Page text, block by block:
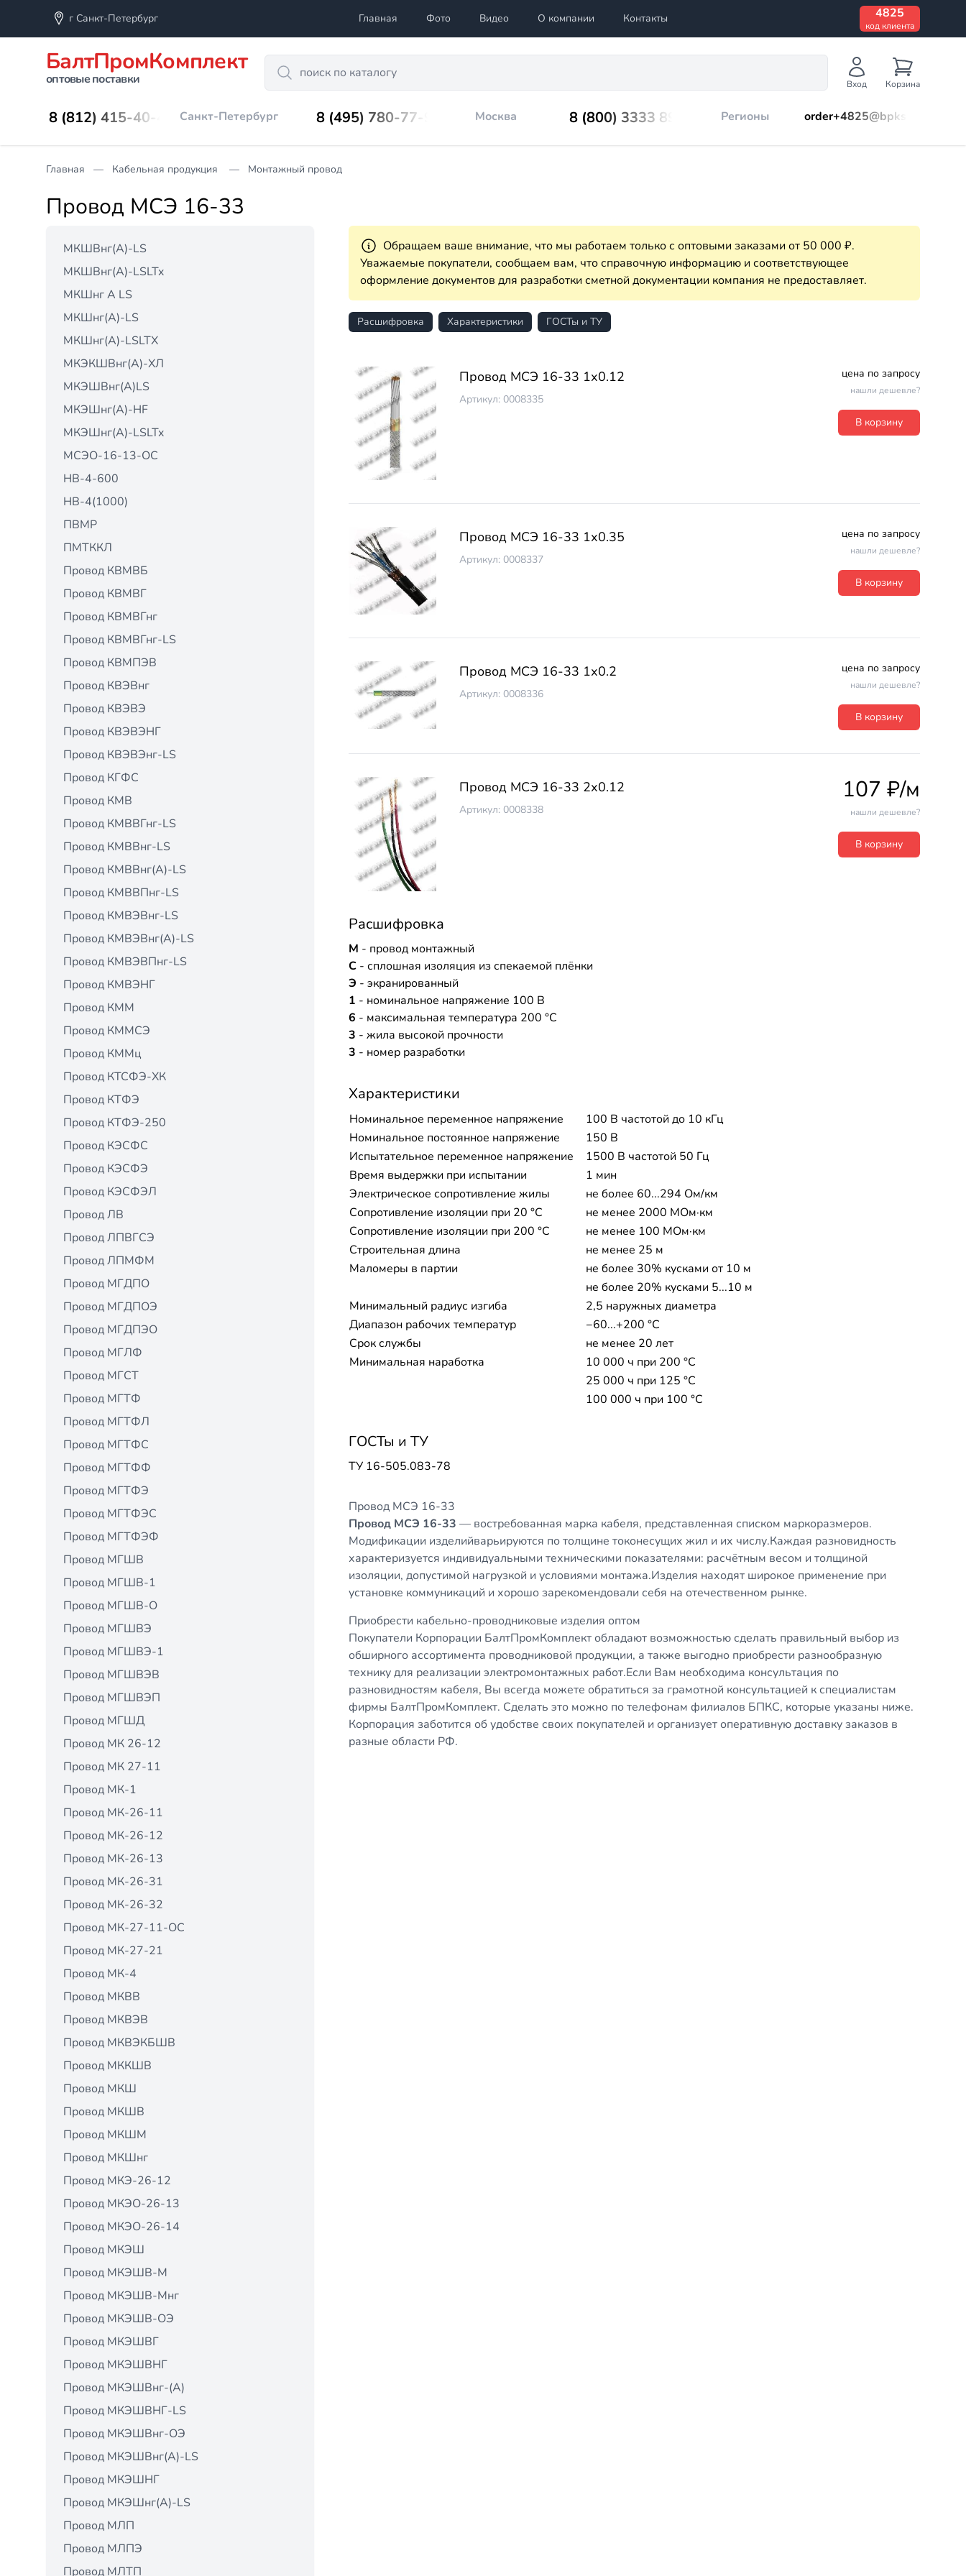
г Санкт-Петербург Главная Фото Видео О компании Контакты 4825
код клиента
БалтПромКомплект
оптовые поставки
Search
Вход Корзина
8 (812) 415-40-45 Санкт-Петербург 8 (495) 780-77-98 Москва 8 (800) 3333 899 Регионы order+4825@bpks.ru
Главная Кабельная продукция Монтажный провод
Провод МСЭ 16-33
МКШВнг(А)-LS
МКШВнг(А)-LSLTx
МКШнг А LS
МКШнг(А)-LS
МКШнг(А)-LSLTX
МКЭКШВнг(А)-ХЛ
МКЭШВнг(А)LS
МКЭШнг(А)-HF
МКЭШнг(А)-LSLTx
МСЭО-16-13-ОС
НВ-4-600
НВ-4(1000)
ПВМР
ПМТККЛ
Провод КВМВБ
Провод КВМВГ
Провод КВМВГнг
Провод КВМВГнг-LS
Провод КВМПЭВ
Провод КВЭВнг
Провод КВЭВЭ
Провод КВЭВЭНГ
Провод КВЭВЭнг-LS
Провод КГФС
Провод КМВ
Провод КМВВГнг-LS
Провод КМВВнг-LS
Провод КМВВнг(А)-LS
Провод КМВВПнг-LS
Провод КМВЭВнг-LS
Провод КМВЭВнг(А)-LS
Провод КМВЭВПнг-LS
Провод КМВЭНГ
Провод КММ
Провод КММСЭ
Провод КММц
Провод КТСФЭ-ХК
Провод КТФЭ
Провод КТФЭ-250
Провод КЭСФС
Провод КЭСФЭ
Провод КЭСФЭЛ
Провод ЛВ
Провод ЛПВГСЭ
Провод ЛПМФМ
Провод МГДПО
Провод МГДПОЭ
Провод МГДПЭО
Провод МГЛФ
Провод МГСТ
Провод МГТФ
Провод МГТФЛ
Провод МГТФС
Провод МГТФФ
Провод МГТФЭ
Провод МГТФЭС
Провод МГТФЭФ
Провод МГШВ
Провод МГШВ-1
Провод МГШВ-О
Провод МГШВЭ
Провод МГШВЭ-1
Провод МГШВЭВ
Провод МГШВЭП
Провод МГШД
Провод МК 26-12
Провод МК 27-11
Провод МК-1
Провод МК-26-11
Провод МК-26-12
Провод МК-26-13
Провод МК-26-31
Провод МК-26-32
Провод МК-27-11-ОС
Провод МК-27-21
Провод МК-4
Провод МКВВ
Провод МКВЭВ
Провод МКВЭКБШВ
Провод МККШВ
Провод МКШ
Провод МКШВ
Провод МКШМ
Провод МКШнг
Провод МКЭ-26-12
Провод МКЭО-26-13
Провод МКЭО-26-14
Провод МКЭШ
Провод МКЭШВ-М
Провод МКЭШВ-Мнг
Провод МКЭШВ-ОЭ
Провод МКЭШВГ
Провод МКЭШВНГ
Провод МКЭШВнг-(А)
Провод МКЭШВНГ-LS
Провод МКЭШВнг-ОЭ
Провод МКЭШВнг(А)-LS
Провод МКЭШНГ
Провод МКЭШнг(А)-LS
Провод МЛП
Провод МЛПЭ
Провод МЛТП
Обращаем ваше внимание, что мы работаем только с оптовыми заказами от 50 000 ₽.
Уважаемые покупатели, сообщаем вам, что справочную информацию и соответствующее
оформление документов для разработки сметной документации компания не предоставляет.
Расшифровка Характеристики ГОСТы и ТУ
Провод МСЭ 16-33 1х0.12
Артикул: 0008335
цена по запросу
нашли дешевле?
В корзину
Провод МСЭ 16-33 1х0.35
Артикул: 0008337
цена по запросу
нашли дешевле?
В корзину
Провод МСЭ 16-33 1х0.2
Артикул: 0008336
цена по запросу
нашли дешевле?
В корзину
Провод МСЭ 16-33 2х0.12
Артикул: 0008338
107 ₽/м
нашли дешевле?
В корзину
Расшифровка
М - провод монтажный
С - сплошная изоляция из спекаемой плёнки
Э - экранированный
1 - номинальное напряжение 100 В
6 - максимальная температура 200 °C
3 - жила высокой прочности
3 - номер разработки
Характеристики
Номинальное переменное напряжение
100 В частотой до 10 кГц
Номинальное постоянное напряжение
150 В
Испытательное переменное напряжение
1500 В частотой 50 Гц
Время выдержки при испытании
1 мин
Электрическое сопротивление жилы
не более 60...294 Ом/км
Сопротивление изоляции при 20 °С
не менее 2000 МОм·км
Сопротивление изоляции при 200 °С
не менее 100 МОм·км
Строительная длина
не менее 25 м
Маломеры в партии
не более 30% кусками от 10 м
не более 20% кусками 5...10 м
Минимальный радиус изгиба
2,5 наружных диаметра
Диапазон рабочих температур
−60...+200 °C
Срок службы
не менее 20 лет
Минимальная наработка
10 000 ч при 200 °С
25 000 ч при 125 °С
100 000 ч при 100 °С
ГОСТы и ТУ
ТУ 16-505.083-78
Провод МСЭ 16-33
Провод МСЭ 16-33 — востребованная марка кабеля, представленная списком маркоразмеров.
Модификации изделийварьируются по толщине токонесущих жил и их числу.Каждая разновидность
характеризуется индивидуальными техническими показателями: расчётным весом и толщиной
изоляции, допустимой нагрузкой и условиями монтажа.Изделия находят широкое применение при
установке коммуникаций и хорошо зарекомендовали себя на отечественном рынке.
Приобрести кабельно-проводниковые изделия оптом
Покупатели Корпорации БалтПромКомплект обладают возможностью сделать правильный выбор из
обширного ассортимента проводниковой продукции, а также выгодно приобрести разнообразную
технику для реализации электромонтажных работ.Если Вам необходима консультация по
разновидностям кабеля, Вы всегда можете обратиться за грамотной консультацией к специалистам
фирмы БалтПромКомплект. Сделать это можно по телефонам филиалов БПКС, которые указаны ниже.
Корпорация заботится об удобстве своих покупателей и организует оперативную доставку заказов в
разные области РФ.